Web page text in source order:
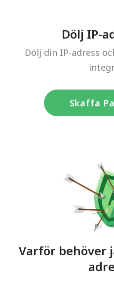
Dölj IP-
Dölj din IP-adress
Skaffa
Varför behöver